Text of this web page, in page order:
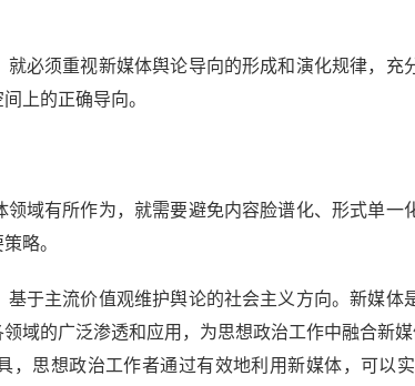
须重视新媒体舆论导向的形成和演化规律，充
上的正确导向。
有所作为，就需要避免内容脸谱化、形式单一
略。
主流价值观维护舆论的社会主义方向。新媒体
域的广泛渗透和应用，为思想政治工作中融合新
，思想政治工作者通过有效地利用新媒体，可以